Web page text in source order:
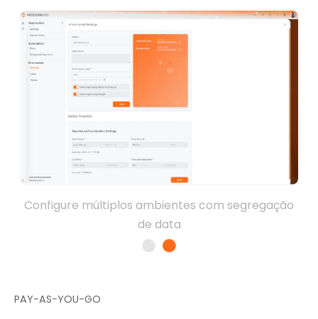
Configure múltiplos ambientes com segregação
de data
PAY-AS-YOU-GO